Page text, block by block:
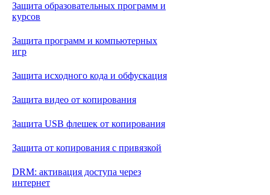
Защита образовательных программ и
курсов
Защита программ и компьютерных
игр
Защита исходного кода и обфускация
Защита видео от копирования
Защита USB флешек от копирования
Защита от копирования с привязкой
DRM: активация доступа через
интернет